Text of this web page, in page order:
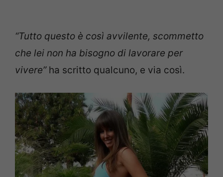
“Tutto questo è così avvilente, scommetto
che lei non ha bisogno di lavorare per
vivere”ha scritto qualcuno, e via così.